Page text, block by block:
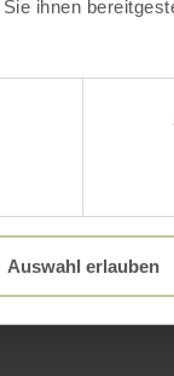
ihnen
Auswahl erlauben